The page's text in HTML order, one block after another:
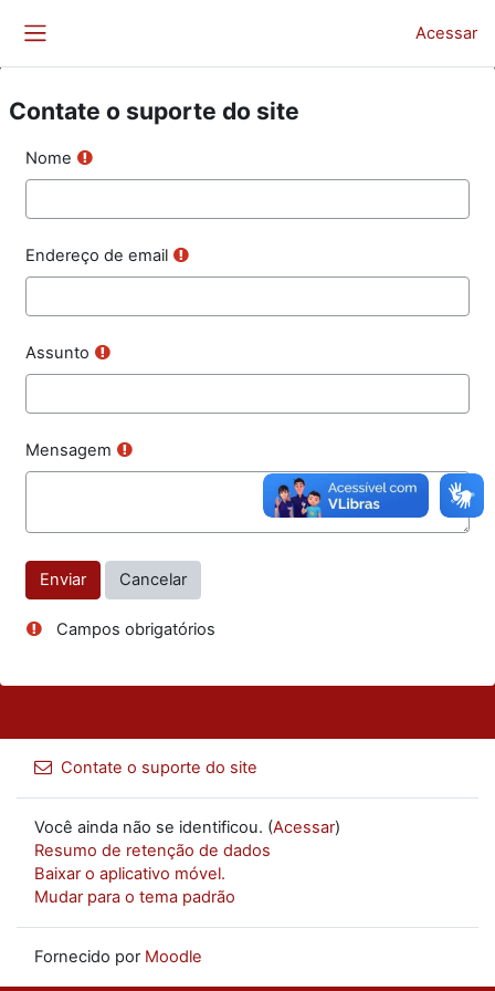
Acessar
Contate o suporte do site
Nome
Endereço de email
Assunto
Mensagem
Campos obrigatórios
Contate o suporte do site
Você ainda não se identificou. (Acessar)
Resumo de retenção de dados
Baixar o aplicativo móvel.
Mudar para o tema padrão
Fornecido por Moodle